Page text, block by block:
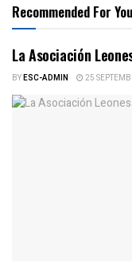
Recommended For You
La Asociación
BYESC-ADMIN 25